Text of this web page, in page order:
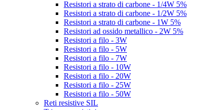
Resistori a strato di carbone - 1/4W 5%
Resistori a strato di carbone - 1/2W 5%
Resistori a strato di carbone - 1W 5%
Resistori ad ossido metallico - 2W 5%
Resistori a filo - 3W
Resistori a filo - 5W
Resistori a filo - 7W
Resistori a filo - 10W
Resistori a filo - 20W
Resistori a filo - 25W
Resistori a filo - 50W
Reti resistive SIL